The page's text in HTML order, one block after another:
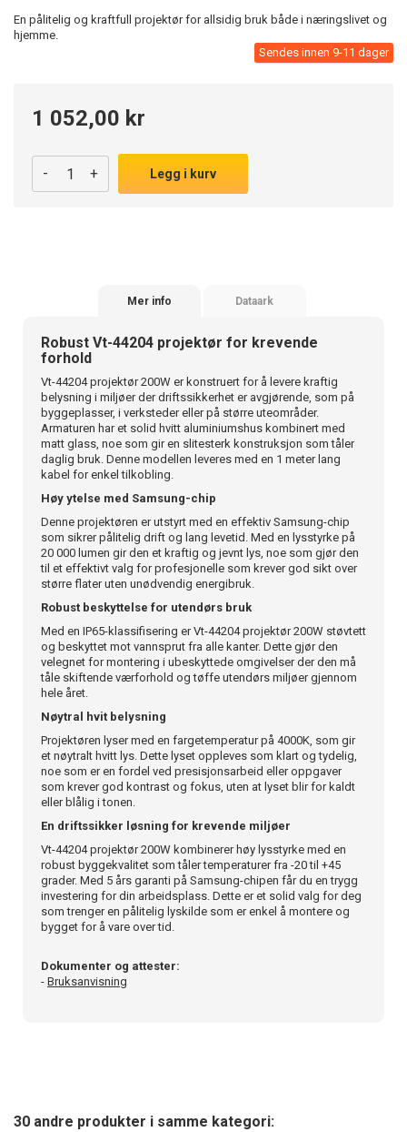
En pålitelig og kraftfull projektør for allsidig bruk både i næringslivet og
hjemme.
Sendes innen 9-11 dager
1 052,00 kr
- + Legg i kurv
Mer info Dataark
Robust Vt-44204 projektør for krevende
forhold
Vt-44204 projektør 200W er konstruert for å levere kraftig
belysning i miljøer der driftssikkerhet er avgjørende, som på
byggeplasser, i verksteder eller på større uteområder.
Armaturen har et solid hvitt aluminiumshus kombinert med
matt glass, noe som gir en slitesterk konstruksjon som tåler
daglig bruk. Denne modellen leveres med en 1 meter lang
kabel for enkel tilkobling.
Høy ytelse med Samsung-chip
Denne projektøren er utstyrt med en effektiv Samsung-chip
som sikrer pålitelig drift og lang levetid. Med en lysstyrke på
20 000 lumen gir den et kraftig og jevnt lys, noe som gjør den
til et effektivt valg for profesjonelle som krever god sikt over
større flater uten unødvendig energibruk.
Robust beskyttelse for utendørs bruk
Med en IP65-klassifisering er Vt-44204 projektør 200W støvtett
og beskyttet mot vannsprut fra alle kanter. Dette gjør den
velegnet for montering i ubeskyttede omgivelser der den må
tåle skiftende værforhold og tøffe utendørs miljøer gjennom
hele året.
Nøytral hvit belysning
Projektøren lyser med en fargetemperatur på 4000K, som gir
et nøytralt hvitt lys. Dette lyset oppleves som klart og tydelig,
noe som er en fordel ved presisjonsarbeid eller oppgaver
som krever god kontrast og fokus, uten at lyset blir for kaldt
eller blålig i tonen.
En driftssikker løsning for krevende miljøer
Vt-44204 projektør 200W kombinerer høy lysstyrke med en
robust byggekvalitet som tåler temperaturer fra -20 til +45
grader. Med 5 års garanti på Samsung-chipen får du en trygg
investering for din arbeidsplass. Dette er et solid valg for deg
som trenger en pålitelig lyskilde som er enkel å montere og
bygget for å vare over tid.
Dokumenter og attester:
- Bruksanvisning
30 andre produkter i samme kategori: